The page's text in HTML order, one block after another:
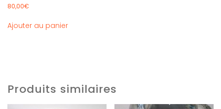
80,00€
Ajouter au panier
Produits similaires